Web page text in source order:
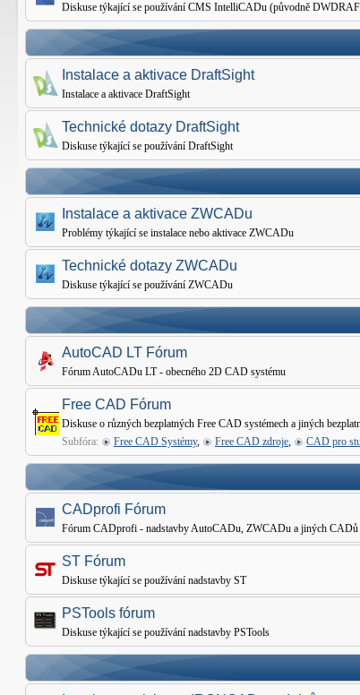
Diskuse týkající se používání CMS IntelliCADu (původně
Instalace a aktivace DraftSight
Instalace a aktivace DraftSight
Technické dotazy DraftSight
Diskuse týkající se používání DraftSight
Instalace a aktivace ZWCADu
Problémy týkající se instalace nebo aktivace ZWCADu
Technické dotazy ZWCADu
Diskuse týkající se používání ZWCADu
AutoCAD LT Fórum
Fórum AutoCADu LT - obecného 2D CAD systému
Free CAD Fórum
Diskuse o různých bezplatných Free CAD systémech a jiných
Subfóra:
Free CAD Systémy, Free CAD zdroje, CAD pro
CADprofi Fórum
Fórum CADprofi - nadstavby AutoCADu, ZWCADu a jiných CADů
ST Fórum
Diskuse týkající se používání nadstavby ST
PSTools fórum
Diskuse týkající se používání nadstavby PSTools